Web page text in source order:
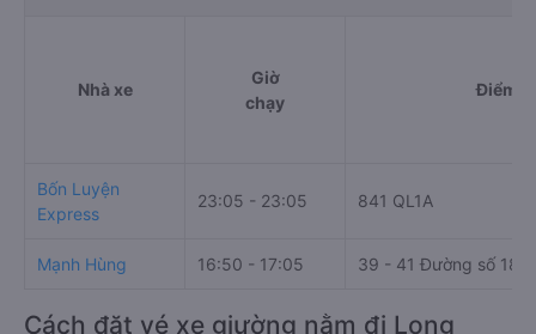
Nhà xe
Giờ
chạy
Điểm đi
Bốn Luyện
Express
23:05 - 23:05 841 QL1A
Mạnh Hùng 16:50 - 17:05 39 - 41 Đường số 18
Cách đặt vé xe giường nằm đi Long